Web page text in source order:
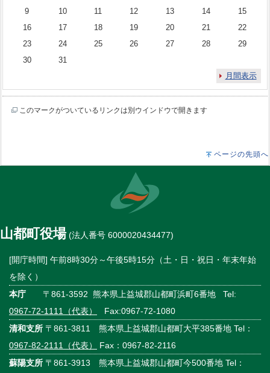
9
10 11 12 13 14
15
16
17 18 19 20 21
22
23
24 25 26 27 28
29
30
31
月間表示
このマークがついているリンクは別ウインドウで開きます
ページの先頭へ
山都町役場(法人番号 6000020434477)
[開庁時間] 午前8時30分～午後5時15分（土・日・祝日・年末年始
を除く）
本庁 〒861-3592 熊本県上益城郡山都町浜町6番地 Tel:
0967-72-1111（代表）
Fax:0967-72-1080
清和支所 〒861-3811 熊本県上益城郡山都町大平385番地 Tel：
0967-82-2111（代表）
Fax：0967-82-2116
蘇陽支所 〒861-3913 熊本県上益城郡山都町今500番地 Tel：